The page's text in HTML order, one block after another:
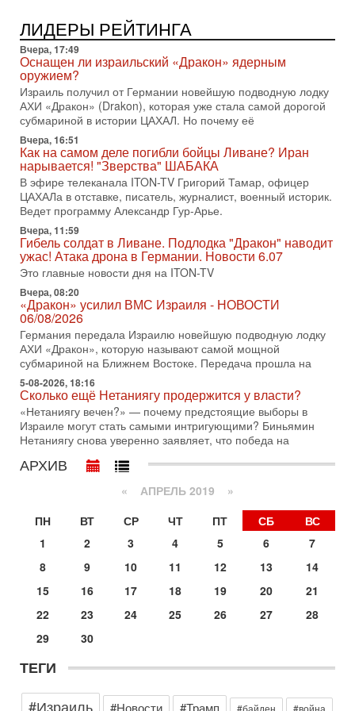
раз?
Голоса русскоязычных репатриантов не раз кардинально
меняли политический ландшафт Израиля. Достаточно
вспомнить взлет партии «Исраэль ба-алия», когда
31-07-2026, 17:00
Тайны закрытых дверей: о чём на самом деле
молчат Трамп и Нетаньяху?
Недавний визит премьер-министра Израиля Биньямина
Нетаньяху в США и его встреча с Дональдом Трампом
оставили больше вопросов, чем ответов. Полная
31-07-2026, 15:18
Иран готовит покушение на Нетаниягу! Трамп не
хочет эскалации, но КСИР готовит взрыв!
В эфире телеканала ITON-TV СЕРГЕЙ МИГДАЛЬ, эксперт
по вопросам безопасности, офицер запаса
Международного управления полиции Израиля, автор
31-07-2026, 09:02
Битва за разоружение ХАМАСа - НОВОСТИ
31/07/2026
Сегодня президент США Дональд Трамп заявил о
достижении исторического соглашения о полном
разоружении ХАМАСа и других вооруженных группировок в
Иран доведет Трампа до крайних мер? Разбор и
оценка от военного обозревателя Давида Шарпа
Ситуация вокруг противостояния Ирана и США накаляется
с каждым днем. Почему Трамп в самый последний момент
отменил решение о нанесении тяжелых ударов
30-07-2026, 16:54
Покупатель авиакомпании «Аркия» намерен
запретить полеты по субботам!
Вокруг возможной продажи авиакомпании «Аркия»
разгорается громкий конфликт.
30-07-2026, 08:16
Трамп готовит удар по Ирану - НОВОСТИ 30/07/2026
возможность масштабной военной операции против Ирана
после ракетной атаки на американскую базу в
Трамп взбешен атакой на базы! Иран играет с огнем.
В эфире телеканала ITON-TV политолог Цви Маген,
АМАН, глава спецслужбы "Натив", ‎Чрезвычайный и
ЛИДЕРЫ РЕЙТИНГА
Вчера, 17:49
Оснащен ли израильский «Дракон» ядерным
оружием?
Израиль получил от Германии новейшую подводную лодку
АХИ «Дракон» (Drakon), которая уже стала самой дорогой
субмариной в истории ЦАХАЛ. Но почему её
Вчера, 16:51
Как на самом деле погибли бойцы Ливане? Иран
нарывается! "Зверства" ШАБАКА
В эфире телеканала ITON-TV Григорий Тамар, офицер
ЦАХАЛа в отставке, писатель, журналист, военный историк.
Ведет программу Александр Гур-Арье.
Вчера, 11:59
Гибель солдат в Ливане. Подлодка "Дракон" наводит
ужас! Атака дрона в Германии. Новости 6.07
Это главные новости дня на ITON-TV
Вчера, 08:20
«Дракон» усилил ВМС Израиля - НОВОСТИ
06/08/2026
Германия передала Израилю новейшую подводную лодку
АХИ «Дракон», которую называют самой мощной
субмариной на Ближнем Востоке. Передача прошла на
5-08-2026, 18:16
Сколько ещё Нетаниягу продержится у власти?
«Нетаниягу вечен?» — почему предстоящие выборы в
Израиле могут стать самыми интригующими? Биньямин
Нетаниягу снова уверенно заявляет, что победа на
АРХИВ
« АПРЕЛЬ 2019 »
ПН
ВТ СР ЧТ ПТ СБ
ВС
1
2 3 4 5 6
7
8
9 10 11 12 13
14
15
16 17 18 19 20
21
22
23 24 25 26 27
28
29
30
ТЕГИ
#Израиль
#Новости #Трамп